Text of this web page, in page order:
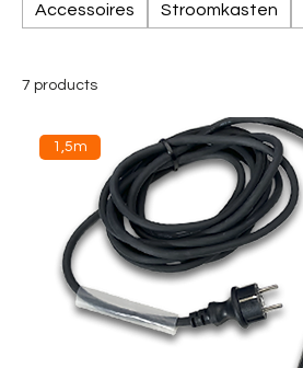
Accessoires Stroomkasten
7 products
1,5m